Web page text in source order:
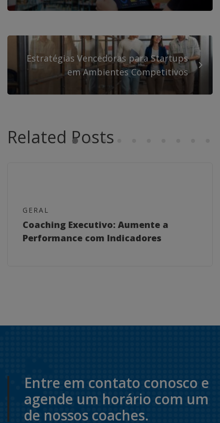
Estratégias Vencedoras para Startups
em Ambientes Competitivos
Related Posts
GERAL
Coaching Executivo: Aumente a
Performance com Indicadores
Entre em contato conosco e
agende um horário com um
de nossos coaches.